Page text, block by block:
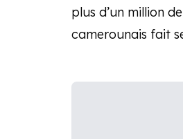
plus d’un million
camerounais fait